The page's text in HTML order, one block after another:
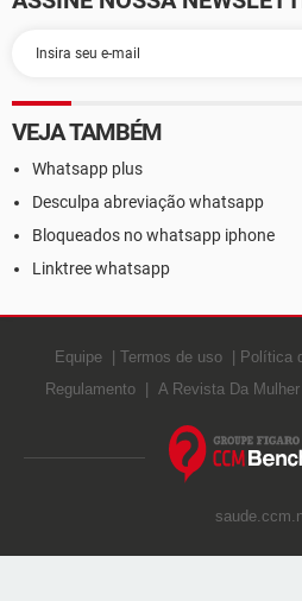
VEJA TAMBÉM
Whatsapp plus
Desculpa abreviação whatsapp
Bloqueados no whatsapp iphone
Linktree whatsapp
Equipe Termos de uso Política
Regulamento
A Revista Da Mulher